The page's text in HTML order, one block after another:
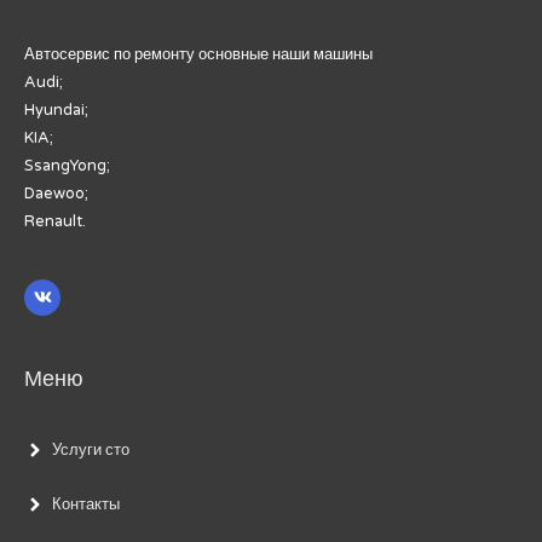
Автосервис по ремонту основные наши машины
Audi;
Hyundai;
KIA;
SsangYong;
Daewoo;
Renault.
Меню
Услуги сто
Контакты